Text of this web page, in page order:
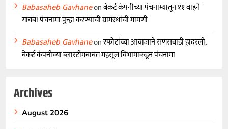
Babasaheb Gavhaneonबेकर्ट कंपनीच्या पंचनाम्यातून ११ वाहने
गायब! पंचनामा पुन्हा करण्याची ग्रामस्थांची मागणी
Babasaheb Gavhaneonस्फोटांच्या आवाजाने सणसवाडी हादरली,
बेकर्ट कंपनीच्या ब्लास्टींगबाबत महसूल विभागाकडून पंचनामा
Archives
August 2026